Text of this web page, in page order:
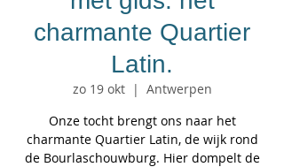
charmante Quartier
Latin.
zo 19 okt
  |
Antwerpen
Onze tocht brengt ons naar het
charmante Quartier Latin, de wijk rond
de Bourlaschouwburg. Hier dompelt de